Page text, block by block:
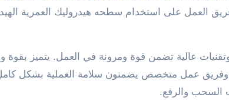
العمل على استخدام سطحه هيدروليك العمرية
عالية تضمن قوة ومرونة في العمل. يتميز بقوة
وفريق عمل متخصص يضمنون سلامة العملية بشكل
السحب والرفع.